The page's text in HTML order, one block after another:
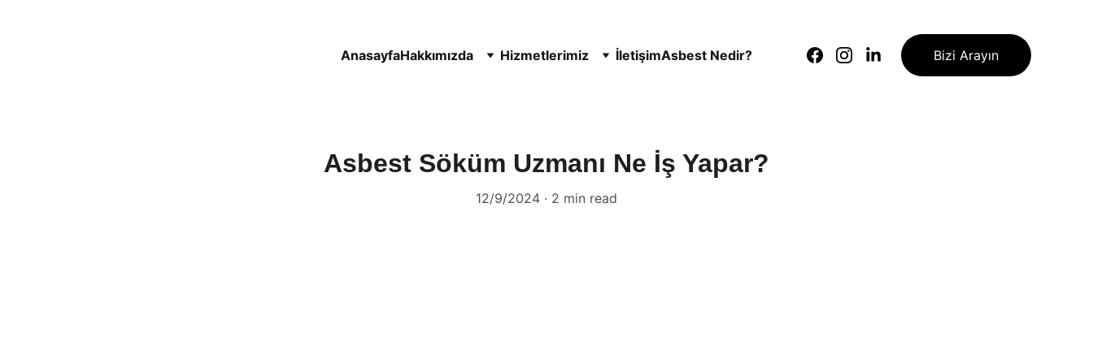
AnasayfaHakkımızda Hizmetlerimiz İletişimAsbest Nedir? Bizi Arayın
Asbest Söküm Uzmanı Ne İş Yapar?
12/9/2024 2 min read